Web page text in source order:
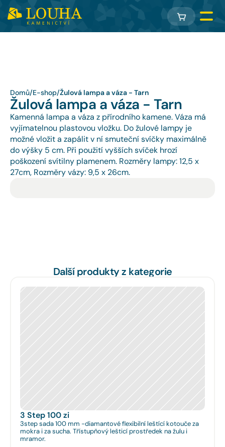
Domů/E-shop/Žulová lampa a váza - Tarn
Žulová lampa a váza - Tarn
Kamenná lampa a váza z přírodního kamene. Váza má
vyjímatelnou plastovou vložku. Do žulové lampy je
možné vložit a zapálit v ní smuteční svíčky maximálně
do výšky 5 cm. Při použití vyšších svíček hrozí
poškození svítilny plamenem. Rozměry lampy: 12,5 x
27cm, Rozměry vázy: 9,5 x 26cm.
Další produkty z kategorie
3 Step 100 zi
3step sada 100 mm -diamantové flexibilní leštící kotouče za
mokra i za sucha. Třístupňový lešticí prostředek na žulu i
mramor.